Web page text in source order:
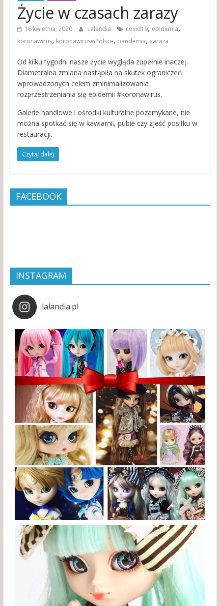
Życie w czasach zarazy
16 kwietnia, 2020 Lalandia covid19, epidemia,
koronawirus, koronawiruswPolsce, pandemia, zaraza
Od kilku tygodni nasze życie wygląda zupełnie inaczej.
Diametralna zmiana nastąpiła na skutek ograniczeń
wprowadzonych celem zminimalizowania
rozprzestrzeniania się epidemii #koronawirus.
Galerie handlowe i ośrodki kulturalne pozamykane, nie
można spotkać się w kawiarnii, pubie czy zjeść posiłku w
restauracji.
Czytaj dalej
FACEBOOK
INSTAGRAM
lalandia.pl